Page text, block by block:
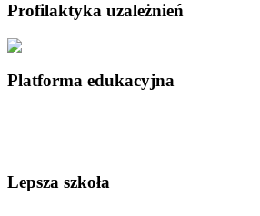
Profilaktyka uzależnień
Platforma edukacyjna
Lepsza szkoła